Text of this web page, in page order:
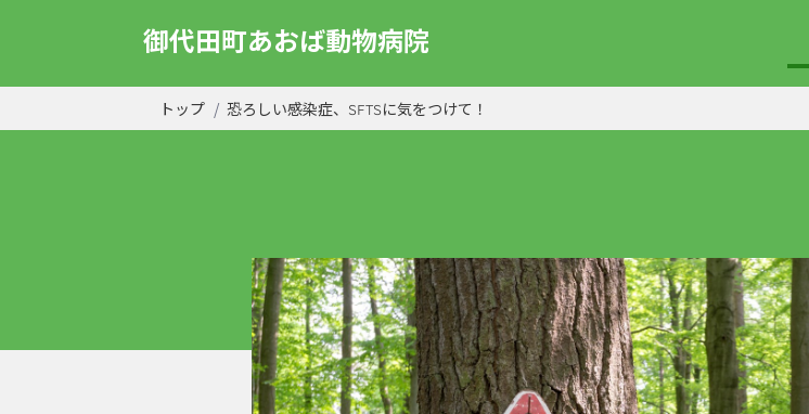
御代田町あおば動物病院
トップ 恐ろしい感染症、SFTSに気をつけて！